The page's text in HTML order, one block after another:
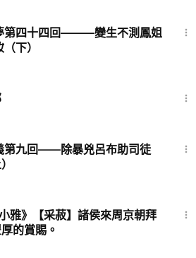
第四十四回———變生不測鳳姐
下）
第九回——除暴兇呂布助司徒
雅》【采菽】諸侯來周京朝拜
的賞賜。